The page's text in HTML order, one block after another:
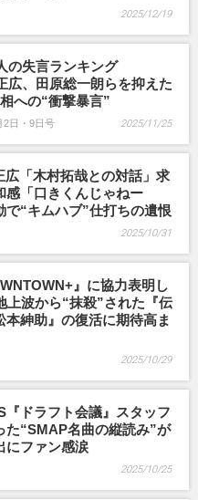
2025/12/19
の失言ランキング
広、田原総一朗らを抑えた
への“衝撃暴言”
2日・9日号 2025/11/25
広「木村拓哉との対話」求
感「口きくんじゃねー
で“キムハブ”仕打ちの遺恨
2025/10/31
』に協力表明し
上波から“抹殺”された『伝
本紳助』の復活に期待高ま
2025/10/29
『ドラフト会議』スタッフ
た“SMAP名曲の縦読み”が
にファン感涙
2025/10/25